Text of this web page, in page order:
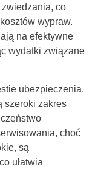
co
wypraw.
na efektywne
wydatki związane
ubezpieczenia.
szeroki zakres
choć
są
ułatwia